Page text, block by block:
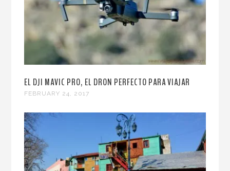
EL DJI MAVIC PRO, EL DRON PERFECTO PARA VIAJAR
FEBRUARY 24, 2017